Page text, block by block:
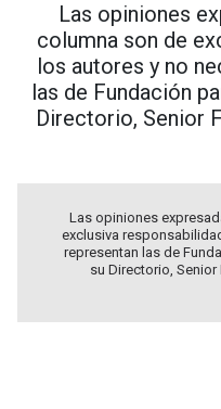
Las opiniones
columna son de
los autores y no
las de Fundación
Directorio, Senior
Las opiniones
exclusiva
representan las de
su Directorio,